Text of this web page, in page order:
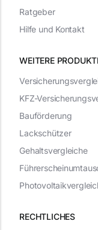
WEITERE
RECHTLICHES
KFZ-
Bauförderung
Lackschützer
Gehaltsvergleiche
Ratgeber
Hilfe und Kontakt